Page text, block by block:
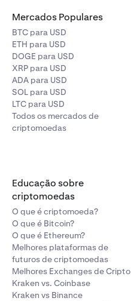
Mercados Populares
BTC para USD
ETH para USD
DOGE para USD
XRP para USD
ADA para USD
SOL para USD
LTC para USD
Todos os mercados de
criptomoedas
Educação sobre
criptomoedas
O que é criptomoeda?
O que é Bitcoin?
O que é Ethereum?
Melhores plataformas de
futuros de criptomoedas
Melhores Exchanges de Cripto
Kraken vs. Coinbase
Kraken vs Binance